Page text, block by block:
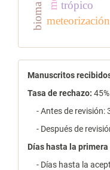
trópico
meteorización
bioma
Manuscritos
Tasa de rechazo:
- Antes de revisión:
- Después de
Días hasta la
- Días hasta la